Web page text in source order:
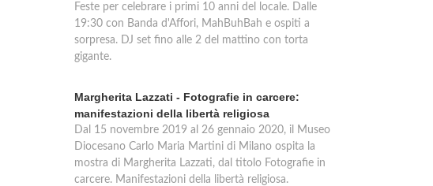
Feste per celebrare i primi 10 anni del locale. Dalle
19:30 con Banda d'Affori, MahBuhBah e ospiti a
sorpresa. DJ set fino alle 2 del mattino con torta
gigante.
Margherita Lazzati - Fotografie in carcere:
manifestazioni della libertà religiosa
Dal 15 novembre 2019 al 26 gennaio 2020, il Museo
Diocesano Carlo Maria Martini di Milano ospita la
mostra di Margherita Lazzati, dal titolo Fotografie in
carcere. Manifestazioni della libertà religiosa.